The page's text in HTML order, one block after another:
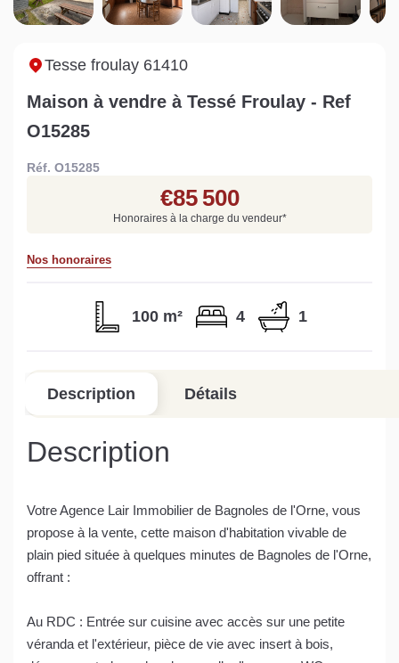
Sarthe pour booster sa
vente
quelles sont les
conséquences ?
Estimez votre bien en ligne.
en quelques clics.
Tesse froulay 61410
Maison à vendre à Tessé Froulay - Ref
O15285
Réf. O15285
€85 500
Honoraires à la charge du vendeur*
Nos honoraires
100 m² 4 1
Description Détails
Description
Votre Agence Lair Immobilier de Bagnoles de l'Orne, vous
propose à la vente, cette maison d'habitation vivable de
plain pied située à quelques minutes de Bagnoles de l'Orne,
offrant :
Au RDC : Entrée sur cuisine avec accès sur une petite
véranda et l'extérieur, pièce de vie avec insert à bois,